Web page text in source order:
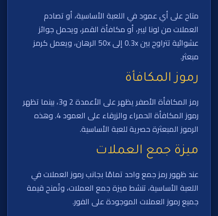
متاح على أي عمود في اللعبة الأساسية، أو تصادم
العملات من لونا ليبر، أو مكافأة القمر، ويحمل جوائز
عشوائية تتراوح بين 0.3x إلى 50x الرهان، ويعمل كرمز
مبعثر.
رموز المكافأة
رمز المكافأة الأصفر يظهر على الأعمدة 2 و3، بينما تظهر
رموز المكافأة الحمراء والزرقاء على العمود 4. وهذه
الرموز المبعثرة حصرية للعبة الأساسية.
ميزة جمع العملات
عند ظهور رمز جمع واحد تمامًا بجانب رموز العملات في
اللعبة الأساسية، تنشط ميزة جمع العملات، وتُمنح قيمة
جميع رموز العملات الموجودة على الفور.